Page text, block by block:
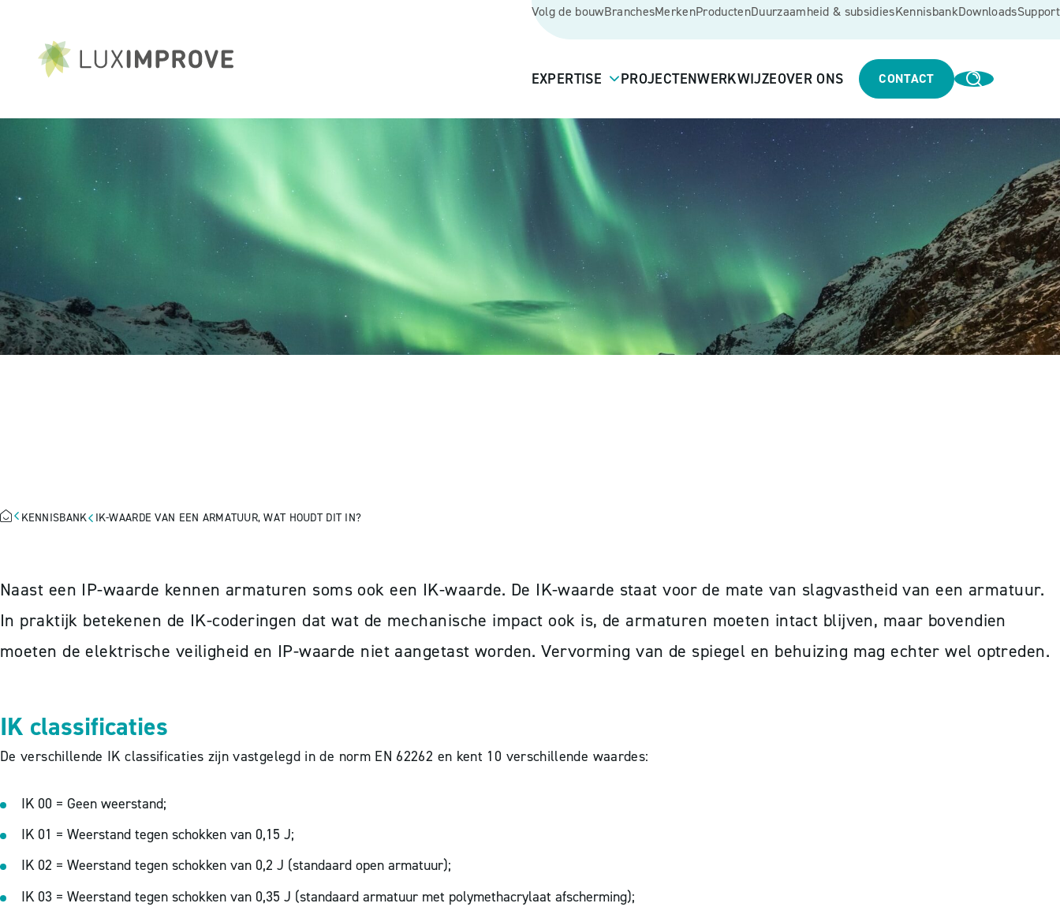
Volg de bouwBranchesMerkenProductenDuurzaamheid & subsidiesKennisbankDownloadsSupport
EXPERTISE PROJECTENWERKWIJZEOVER ONS CONTACT
KENNISBANK IK-WAARDE VAN EEN ARMATUUR, WAT HOUDT DIT IN?
Naast een IP-waarde kennen armaturen soms ook een IK-waarde. De IK-waarde staat voor de mate van slagvastheid van een armatuur.
In praktijk betekenen de IK-coderingen dat wat de mechanische impact ook is, de armaturen moeten intact blijven, maar bovendien
moeten de elektrische veiligheid en IP-waarde niet aangetast worden. Vervorming van de spiegel en behuizing mag echter wel optreden.
IK classificaties
De verschillende IK classificaties zijn vastgelegd in de norm EN 62262 en kent 10 verschillende waardes:
IK 00 = Geen weerstand;
IK 01 = Weerstand tegen schokken van 0,15 J;
IK 02 = Weerstand tegen schokken van 0,2 J (standaard open armatuur);
IK 03 = Weerstand tegen schokken van 0,35 J (standaard armatuur met polymethacrylaat afscherming);